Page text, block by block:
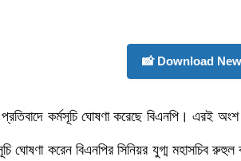
📸 Download
কর্মসূচি ঘোষণা করেছে বিএনপি। এরই
ঘোষণা করেন বিএনপির সিনিয়র যুগ্ম মহাসচিব